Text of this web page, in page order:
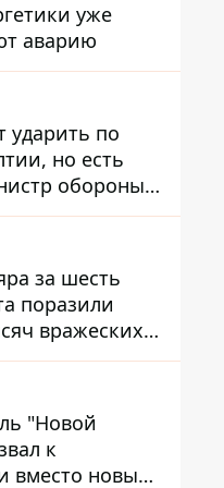
уже
аварию
ударить по
но есть
обороны
заявление
за шесть
поразили
вражеских
"Новой
к
вместо новых